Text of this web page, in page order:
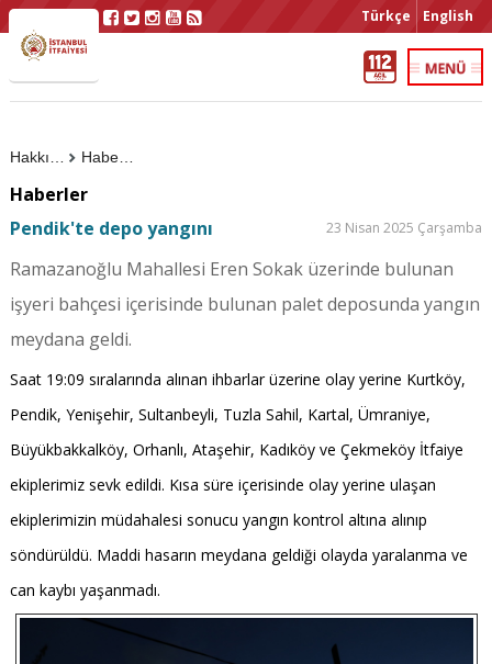
Türkçe English
Haberler
Haberler
Pendik'te depo yangını
23 Nisan 2025 Çarşamba
Ramazanoğlu Mahallesi Eren Sokak üzerinde bulunan
işyeri bahçesi içerisinde bulunan palet deposunda yangın
meydana geldi.
Saat 19:09 sıralarında alınan ihbarlar üzerine olay yerine Kurtköy,
Pendik, Yenişehir, Sultanbeyli, Tuzla Sahil, Kartal, Ümraniye,
Büyükbakkalköy, Orhanlı, Ataşehir, Kadıköy ve Çekmeköy İtfaiye
ekiplerimiz sevk edildi. Kısa süre içerisinde olay yerine ulaşan
ekiplerimizin müdahalesi sonucu yangın kontrol altına alınıp
söndürüldü. Maddi hasarın meydana geldiği olayda yaralanma ve
can kaybı yaşanmadı.